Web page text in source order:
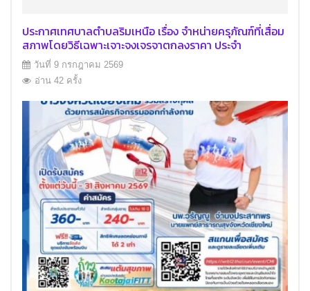
ประกาศเทศบาลตำบลริมเหนือ เรื่อง จำหน่ายครุภัณฑ์ที่เสื่อม
สภาพโดยวิธีเฉพาะเจาะจงเจรจาตกลงราคา ประจำ
ปีงบประมาณ 2568
วันที่ 9 กรกฎาคม 2569
อ่าน 42 ครั้ง